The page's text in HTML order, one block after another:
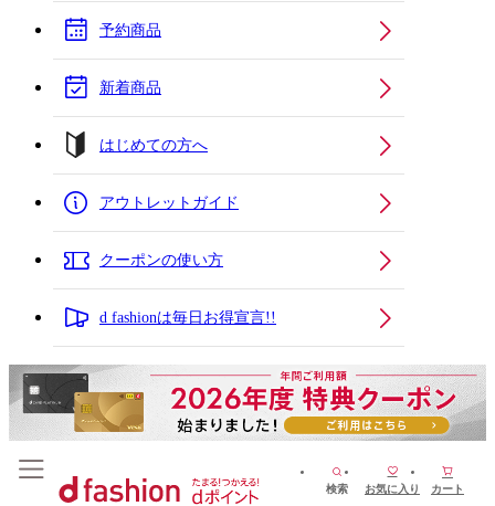
予約商品
新着商品
はじめての方へ
アウトレットガイド
クーポンの使い方
d fashionは毎日お得宣言!!
検索 お気に入り カート